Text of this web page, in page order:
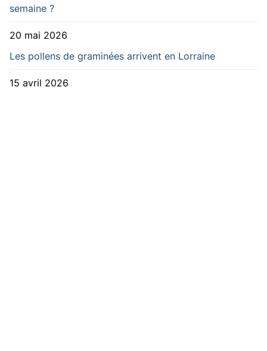
semaine ?
20 mai 2026
Les pollens de graminées arrivent en Lorraine
15 avril 2026